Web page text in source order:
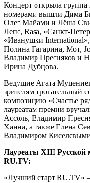
Концерт открыла
номерами вышли Дима
Олег Майами и Лёша
Лепс, Rasa, «Санкт-
«Иванушки
Полина Гагарина, Мот,
Владимир Пресняков и
Ирина Дубцова.
Ведущие Агата
зрителям трогательный
композицию «Счастье
лауреатам премии
Ассоль, Владимир
Ханна, а также Елена
Владимиром
Лауреаты XIII Русской
RU.TV:
«Лучший старт RU.TV»